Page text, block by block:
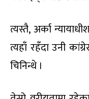
त्यस्तै, अर्का
त्यहाँ रहँदा उनी
चिनिन्थे ।